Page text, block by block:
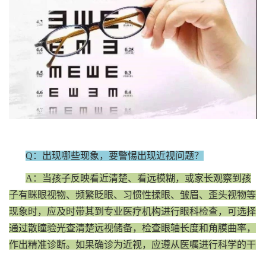
Q：出现哪些现象，要警惕出现近视问题？
A：当孩子反映看近清楚、看远模糊，或家长观察到孩
子有眯眼视物、频繁眨眼、习惯性揉眼、皱眉、歪头视物等
现象时，应及时带其到专业医疗机构进行眼科检查，可选择
通过散瞳验光查清楚远视储备，检查眼轴长度和角膜曲率，
作出精准诊断。如果确诊为近视，应遵从医嘱进行科学的干